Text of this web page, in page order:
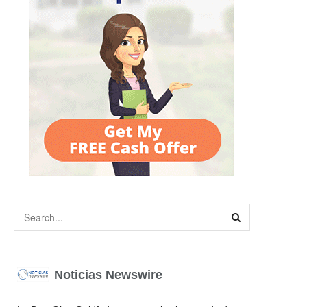
Noticias Newswire